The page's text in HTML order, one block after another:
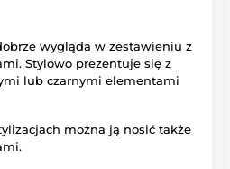
wygląda w zestawieniu z
Stylowo prezentuje się z
lub czarnymi elementami
można ją nosić także